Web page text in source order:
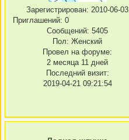
Зарегистрирован: 2010-06-03
Приглашений: 0
Сообщений: 5405
Пол: Женский
Провел на форуме:
2 месяца 11 дней
Последний визит:
2019-04-21 09:21:54